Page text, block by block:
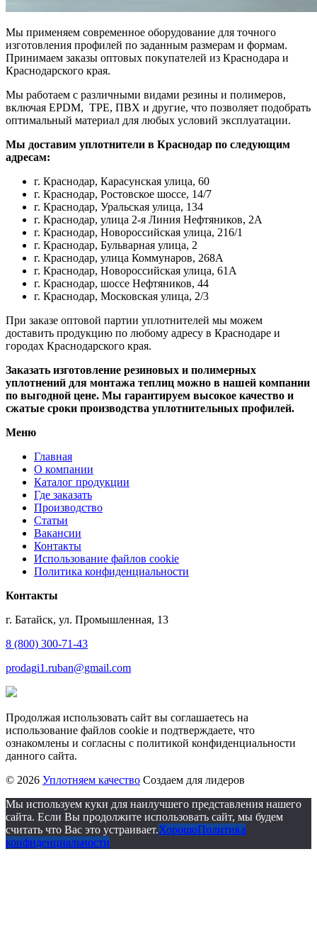
Мы применяем современное оборудование для точного
изготовления профилей по заданным размерам и формам.
Принимаем заказы оптовых покупателей из Краснодара и
Краснодарского края.
Мы работаем с различными видами резины и полимеров,
включая EPDM, TPE, ПВХ и другие, что позволяет подобрать
оптимальный материал для любых условий эксплуатации.
Мы доставим уплотнители в Краснодар по следующим
адресам:
г. Краснодар, Карасунская улица, 60
г. Краснодар, Ростовское шоссе, 14/7
г. Краснодар, Уральская улица, 134
г. Краснодар, улица 2-я Линия Нефтяников, 2А
г. Краснодар, Новороссийская улица, 216/1
г. Краснодар, Бульварная улица, 2
г. Краснодар, улица Коммунаров, 268А
г. Краснодар, Новороссийская улица, 61А
г. Краснодар, шоссе Нефтяников, 44
г. Краснодар, Московская улица, 2/3
При заказе оптовой партии уплотнителей мы можем
доставить продукцию по любому адресу в Краснодаре и
городах Краснодарского края.
Заказать изготовление резиновых и полимерных
уплотнений для монтажа теплиц можно в нашей компании
по выгодной цене. Мы гарантируем высокое качество и
сжатые сроки производства уплотнительных профилей.
Меню
Главная
О компании
Каталог продукции
Где заказать
Производство
Статьи
Вакансии
Контакты
Использование файлов cookie
Политика конфиденциальности
Контакты
г. Батайск, ул. Промышленная, 13
8 (800) 300-71-43
prodagi1.ruban@gmail.com
Продолжая использовать сайт вы соглашаетесь на
использование файлов cookie и подтверждаете, что
ознакомлены и согласны с политикой конфиденциальности
данного сайта.
© 2026 Уплотняем качество Создаем для лидеров
Мы используем куки для наилучшего представления нашего
сайта. Если Вы продолжите использовать сайт, мы будем
считать что Вас это устраивает.ХорошоПолитика
конфиденциальности